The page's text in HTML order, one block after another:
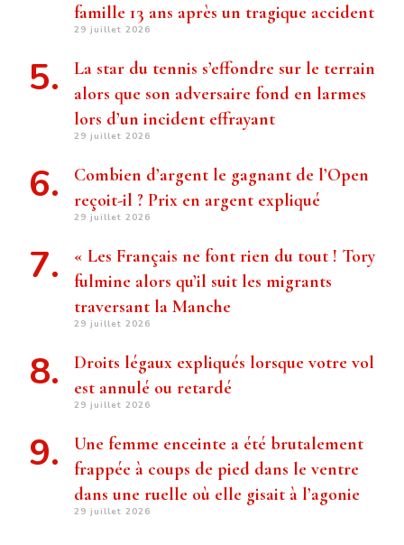
famille 13 ans après un tragique accident
29 juillet 2026
La star du tennis s’effondre sur le terrain
alors que son adversaire fond en larmes
lors d’un incident effrayant
29 juillet 2026
Combien d’argent le gagnant de l’Open
reçoit-il ? Prix ​​en argent expliqué
29 juillet 2026
« Les Français ne font rien du tout ! Tory
fulmine alors qu’il suit les migrants
traversant la Manche
29 juillet 2026
Droits légaux expliqués lorsque votre vol
est annulé ou retardé
29 juillet 2026
Une femme enceinte a été brutalement
frappée à coups de pied dans le ventre
dans une ruelle où elle gisait à l’agonie
29 juillet 2026